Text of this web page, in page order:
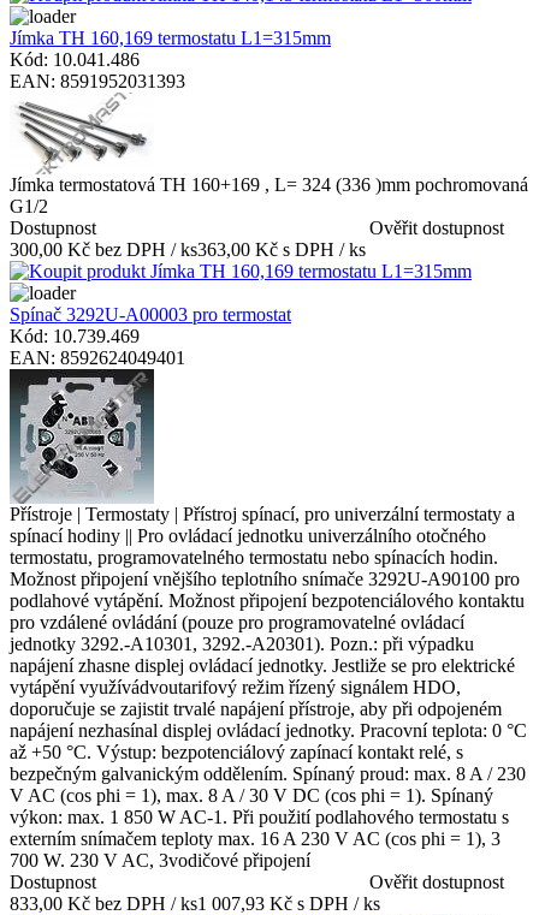
Jímka TH 160,169 termostatu L1=315mm
Kód: 10.041.486
EAN: 8591952031393
Jímka termostatová TH 160+169 , L= 324 (336 )mm pochromovaná
G1/2
Dostupnost
Ověřit dostupnost
300,00 Kč bez DPH / ks363,00 Kč s DPH / ks
Spínač 3292U-A00003 pro termostat
Kód: 10.739.469
EAN: 8592624049401
Přístroje | Termostaty | Přístroj spínací, pro univerzální termostaty a
spínací hodiny || Pro ovládací jednotku univerzálního otočného
termostatu, programovatelného termostatu nebo spínacích hodin.
Možnost připojení vnějšího teplotního snímače 3292U-A90100 pro
podlahové vytápění. Možnost připojení bezpotenciálového kontaktu
pro vzdálené ovládání (pouze pro programovatelné ovládací
jednotky 3292.-A10301, 3292.-A20301). Pozn.: při výpadku
napájení zhasne displej ovládací jednotky. Jestliže se pro elektrické
vytápění využívádvoutarifový režim řízený signálem HDO,
doporučuje se zajistit trvalé napájení přístroje, aby při odpojeném
napájení nezhasínal displej ovládací jednotky. Pracovní teplota: 0 °C
až +50 °C. Výstup: bezpotenciálový zapínací kontakt relé, s
bezpečným galvanickým oddělením. Spínaný proud: max. 8 A / 230
V AC (cos phi = 1), max. 8 A / 30 V DC (cos phi = 1). Spínaný
výkon: max. 1 850 W AC-1. Při použití podlahového termostatu s
externím snímačem teploty max. 16 A 230 V AC (cos phi = 1), 3
700 W. 230 V AC, 3vodičové připojení
Dostupnost
Ověřit dostupnost
833,00 Kč bez DPH / ks1 007,93 Kč s DPH / ks